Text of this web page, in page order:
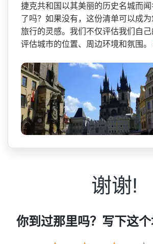
捷克共和国以其美丽的历史名­城而
了吗？如果没有，这份清单可以成­
旅行的灵感。我们不仅评估我们自
评估城市的位置、周边环境和氛围。
谢谢!
你到过那里吗？写下这